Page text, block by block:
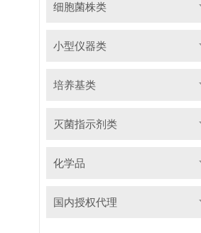
细胞菌株类
小型仪器类
培养基类
灭菌指示剂类
化学品
国内授权代理